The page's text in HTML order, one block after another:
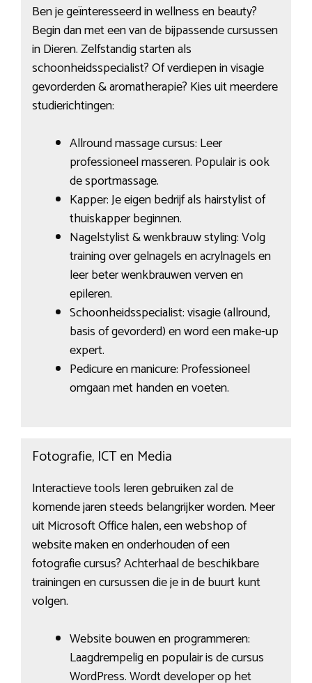
Ben je geïnteresseerd in wellness en beauty?
Begin dan met een van de bijpassende cursussen
in Dieren. Zelfstandig starten als
schoonheidsspecialist? Of verdiepen in visagie
gevorderden & aromatherapie? Kies uit meerdere
studierichtingen:
Allround massage cursus: Leer
professioneel masseren. Populair is ook
de sportmassage.
Kapper: Je eigen bedrijf als hairstylist of
thuiskapper beginnen.
Nagelstylist & wenkbrauw styling: Volg
training over gelnagels en acrylnagels en
leer beter wenkbrauwen verven en
epileren.
Schoonheidsspecialist: visagie (allround,
basis of gevorderd) en word een make-up
expert.
Pedicure en manicure: Professioneel
omgaan met handen en voeten.
Fotografie, ICT en Media
Interactieve tools leren gebruiken zal de
komende jaren steeds belangrijker worden. Meer
uit Microsoft Office halen, een webshop of
website maken en onderhouden of een
fotografie cursus? Achterhaal de beschikbare
trainingen en cursussen die je in de buurt kunt
volgen.
Website bouwen en programmeren:
Laagdrempelig en populair is de cursus
WordPress. Wordt developer op het